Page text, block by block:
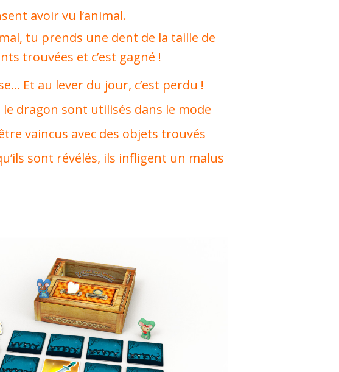
avoir vu l’animal.
tu prends une dent de la taille de
trouvées et c’est gagné !
Et au lever du jour, c’est perdu !
le dragon sont utilisés dans le mode
vaincus avec des objets trouvés
sont révélés, ils infligent un malus